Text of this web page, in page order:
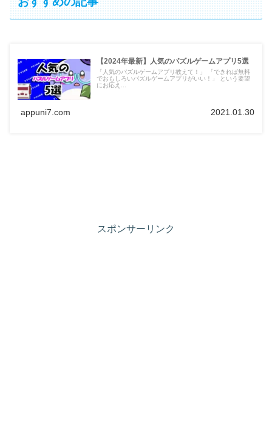
【2024年最新】人気のパズルゲームアプリ5選
「人気のパズルゲームアプリ教えて！」 「できれば無料
でおもしろいパズルゲームアプリがいい！」 という要望
にお応え...
appuni7.com 2021.01.30
スポンサーリンク